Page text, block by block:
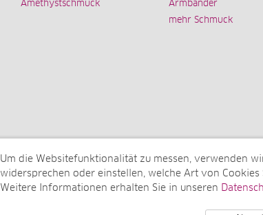
Amethystschmuck
Armbänder
mehr Schmuck
© Juwelo Deutschland GmbH (ein Tochterunternehmen der
Um die Websitefunktionalität zu messen, verwenden
widersprechen oder einstellen, welche Art von
Weitere Informationen erhalten Sie in unseren